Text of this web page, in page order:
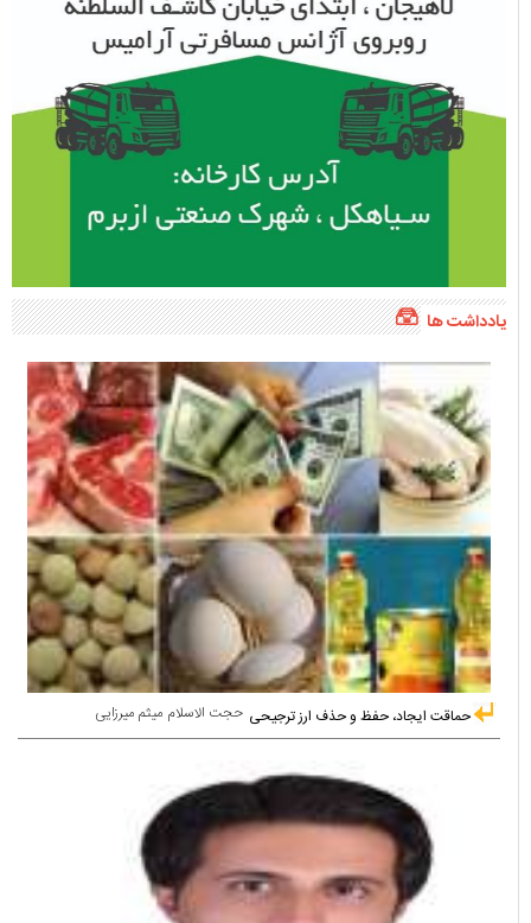
یادداشت ها
حجت الاسلام میثم میرزایی حماقت ایجاد، حفظ و حذف ارز ترجیحی